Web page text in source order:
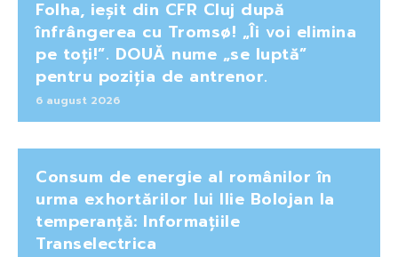
Folha, ieșit din CFR Cluj după
înfrângerea cu Tromsø! „Îi voi elimina
pe toți!”. DOUĂ nume „se luptă”
pentru poziția de antrenor.
6 august 2026
Consum de energie al românilor în
urma exhortărilor lui Ilie Bolojan la
temperanță: Informațiile
Transelectrica